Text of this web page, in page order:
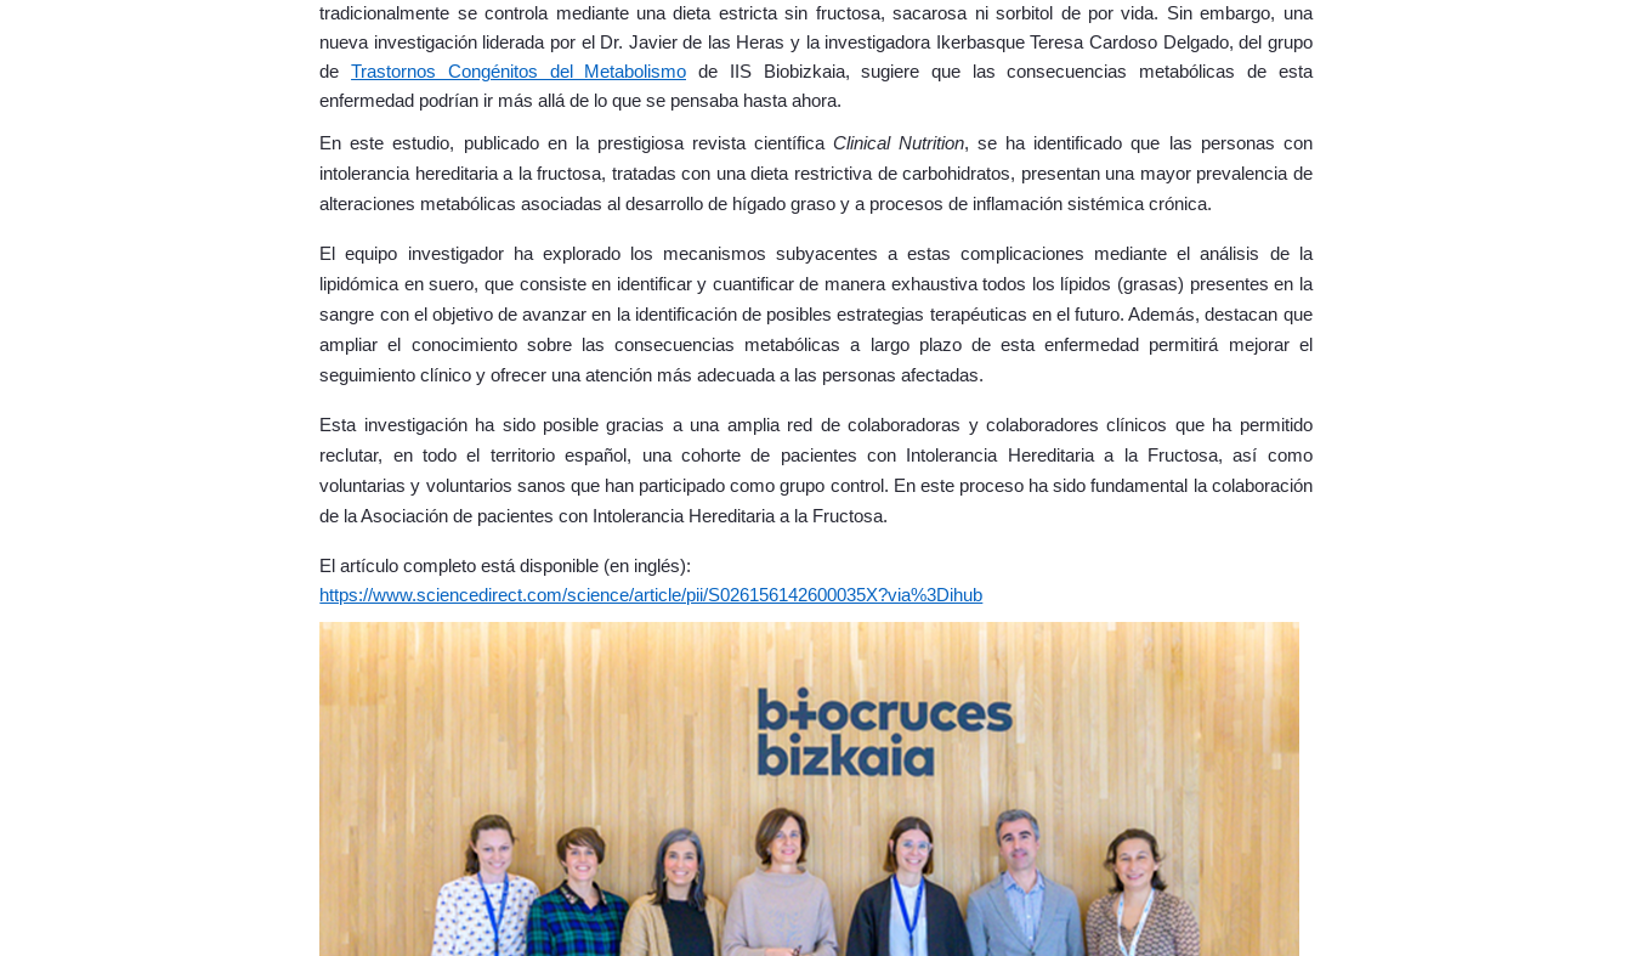
tradicionalmente se controla mediante una dieta estricta sin fructosa, sacarosa ni sorbitol de por vida. Sin embargo, una
nueva investigación liderada por el Dr. Javier de las Heras y la investigadora Ikerbasque Teresa Cardoso Delgado, del grupo
deTrastornos Congénitos del Metabolismo de IIS Biobizkaia, sugiere que las consecuencias metabólicas de esta
enfermedad podrían ir más allá de lo que se pensaba hasta ahora.
En este estudio, publicado en la prestigiosa revista científicaClinical Nutrition, se ha identificado que las personas con
intolerancia hereditaria a la fructosa, tratadas con una dieta restrictiva de carbohidratos, presentan una mayor prevalencia de
alteraciones metabólicas asociadas al desarrollo de hígado graso y a procesos de inflamación sistémica crónica.
El equipo investigador ha explorado los mecanismos subyacentes a estas complicaciones mediante el análisis de la
lipidómica en suero, que consiste en identificar y cuantificar de manera exhaustiva todos los lípidos (grasas) presentes en la
sangre con el objetivo de avanzar en la identificación de posibles estrategias terapéuticas en el futuro. Además, destacan que
ampliar el conocimiento sobre las consecuencias metabólicas a largo plazo de esta enfermedad permitirá mejorar el
seguimiento clínico y ofrecer una atención más adecuada a las personas afectadas.
Esta investigación ha sido posible gracias a una amplia red de colaboradoras y colaboradores clínicos que ha permitido
reclutar, en todo el territorio español, una cohorte de pacientes con Intolerancia Hereditaria a la Fructosa, así como
voluntarias y voluntarios sanos que han participado como grupo control. En este proceso ha sido fundamental la colaboración
de la Asociación de pacientes con Intolerancia Hereditaria a la Fructosa.
El artículo completo está disponible (en inglés):
https://www.sciencedirect.com/science/article/pii/S026156142600035X?via%3Dihub